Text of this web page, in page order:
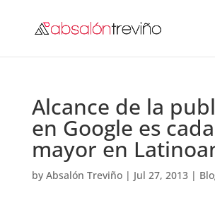
Alcance de la
en Google es
mayor en
by Absalón Treviño| Jul 27, 2013|